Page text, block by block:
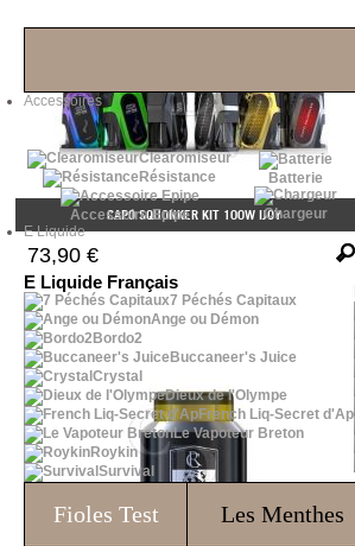
Accessoires
Clearomiseur
Résistance
Accessoire Epipe
Batterie
Chargeur
E Liquide
E Liquide Français
7 Péchés Capitaux
Ange ou Démon
Bordo2
Buccaneer's Juice
Crystal
Dieux de l'Olympe
French Liq-Secret d'Ap
Le Vapoteur Breton
Roykin
Survival
Fioles Test Les Menthes
CAPO SQUONKER KIT 100W IJOY
73,90 €